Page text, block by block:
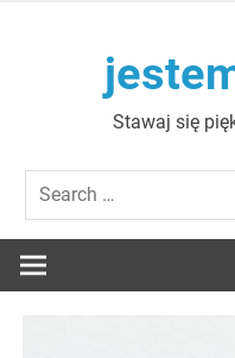
Stawaj się